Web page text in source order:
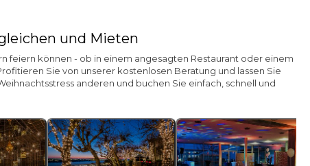
und Mieten
feiern können - ob in einem angesagten Restaurant oder einem
Sie von unserer kostenlosen Beratung und lassen Sie
anderen und buchen Sie einfach, schnell und